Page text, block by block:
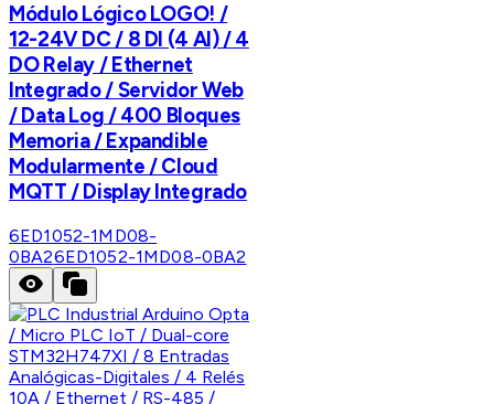
Módulo Lógico LOGO! /
12-24V DC / 8 DI (4 AI) / 4
DO Relay / Ethernet
Integrado / Servidor Web
/ Data Log / 400 Bloques
Memoria / Expandible
Modularmente / Cloud
MQTT / Display Integrado
6ED1052-1MD08-
0BA26ED1052-1MD08-0BA2